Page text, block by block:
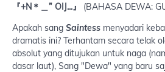
『+N＊＿” OIJ...』
(BAHASA DEWA:
Apakah sang Saintess menyadari
dramatis ini? Terhantam secara telak
absolut yang ditujukan untuk naga
dasar laut), Sang "Dewa" yang baru